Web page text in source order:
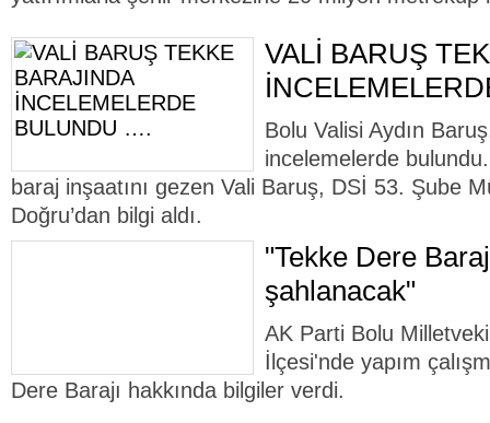
VALİ BARUŞ
Bolu Valisi Aydın
incelemelerde
baraj inşaatını gezen Vali Baruş, DSİ 53. Şube
Doğru’dan bilgi aldı.
"Tekke Dere
şahlanacak"
AK Parti Bolu
İlçesi'nde yapım
Dere Barajı hakkında bilgiler verdi.